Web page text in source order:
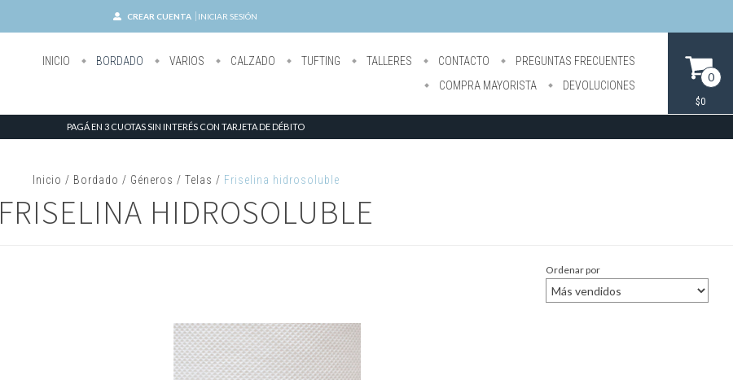
CREAR CUENTA INICIAR SESIÓN
INICIO BORDADO VARIOS CALZADO TUFTING TALLERES CONTACTO
PREGUNTAS FRECUENTES
COMPRA MAYORISTA
DEVOLUCIONES
0
$0
PAGÁ EN 3 CUOTAS SIN INTERÉS CON TARJETA DE DÉBITO
Inicio / Bordado / Géneros / Telas / Friselina hidrosoluble
FRISELINA HIDROSOLUBLE
Ordenar por